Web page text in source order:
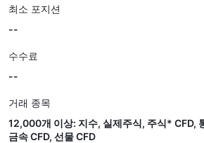
최소 포지션
--
수수료
--
거래 종목
12,000개 이상: 지수, 실제주식, 주식* CFD,
금속 CFD, 선물 CFD